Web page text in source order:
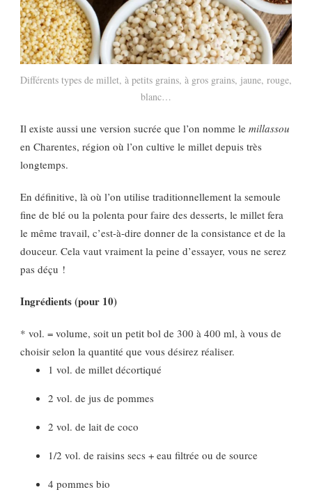
Différents types de millet, à petits grains, à gros grains, jaune, rouge,
blanc…
Il existe aussi une version sucrée que l’on nomme le millassou
en Charentes, région où l’on cultive le millet depuis très
longtemps.
En définitive, là où l’on utilise traditionnellement la semoule
fine de blé ou la polenta pour faire des desserts, le millet fera
le même travail, c’est-à-dire donner de la consistance et de la
douceur. Cela vaut vraiment la peine d’essayer, vous ne serez
pas déçu !
Ingrédients (pour 10)
* vol. = volume, soit un petit bol de 300 à 400 ml, à vous de
choisir selon la quantité que vous désirez réaliser.
1 vol. de millet décortiqué
2 vol. de jus de pommes
2 vol. de lait de coco
1/2 vol. de raisins secs + eau filtrée ou de source
4 pommes bio